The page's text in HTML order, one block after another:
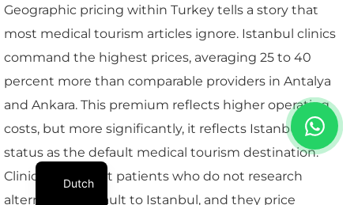
Geographic pricing within Turkey tells a story that
most medical tourism articles ignore. Istanbul clinics
command the highest prices, averaging 25 to 40
percent more than comparable providers in Antalya
and Ankara. This premium reflects higher operating
costs, but more significantly, it reflects Istanbul’s
status as the default medical tourism destination.
Clinics know that patients who do not research
alternatives default to Istanbul, and they price
Dutch